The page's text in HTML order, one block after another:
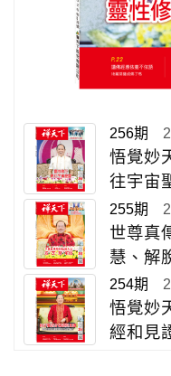
256期
悟覺妙
往宇宙
255期
世尊真
慧、解
254期
悟覺妙
經和見